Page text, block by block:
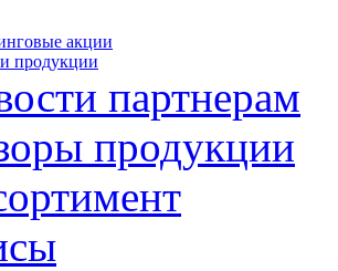
акции
продукции
партнерам
продукции